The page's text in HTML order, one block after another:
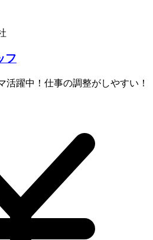
フ
躍中！仕事の調整がしやすい！